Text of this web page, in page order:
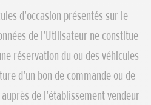
d'occasion présentés sur le
de l'Utilisateur ne constitue
réservation du ou des véhicules
d'un bon de commande ou de
de l'établissement vendeur